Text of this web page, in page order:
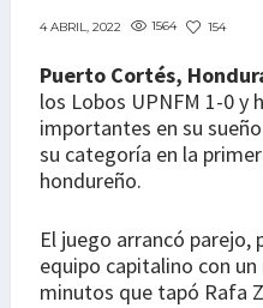
4 ABRIL, 2022 1564 154
Puerto Cortés,
los Lobos UPNFM 1-0 y
importantes en su
su categoría en la
hondureño.
El juego arrancó parejo,
equipo capitalino con
minutos que tapó Rafa